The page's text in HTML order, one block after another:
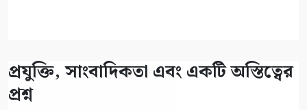
প্রযুক্তি, সাংবাদিকতা এবং একটি অস্তিত্বের
প্রশ্ন